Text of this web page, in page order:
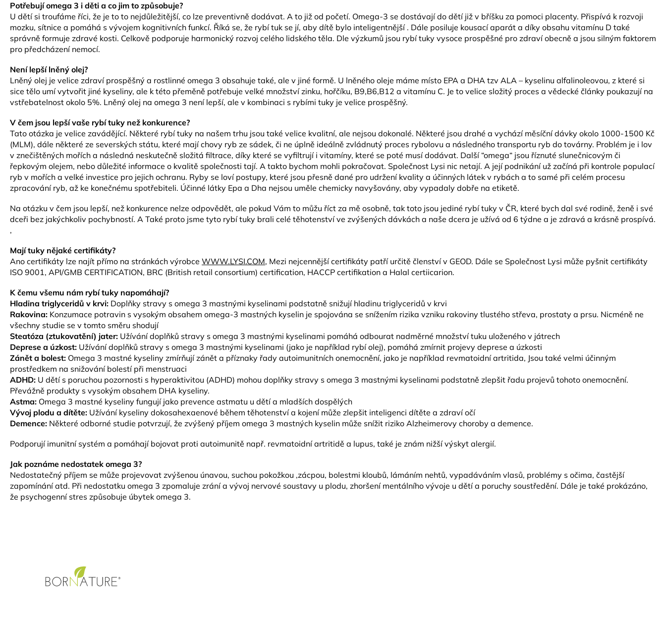
Potřebují omega 3 i děti a co jim to způsobuje?
U dětí si troufáme říci, že je to to nejdůležitější, co lze preventivně dodávat. A to již od početí. Omega-3 se dostávají do dětí již v bříšku za pomoci placenty. Přispívá k rozvoji
mozku, sítnice a pomáhá s vývojem kognitivních funkcí. Říká se, že rybí tuk se jí, aby dítě bylo inteligentnější . Dále posiluje kousací aparát a díky obsahu vitamínu D také
správně formuje zdravé kosti. Celkově podporuje harmonický rozvoj celého lidského těla. Dle výzkumů jsou rybí tuky vysoce prospěšné pro zdraví obecně a jsou silným faktorem
pro předcházení nemocí.
Není lepší lněný olej?
Lněný olej je velice zdraví prospěšný a rostlinné omega 3 obsahuje také, ale v jiné formě. U lněného oleje máme místo EPA a DHA tzv ALA – kyselinu alfalinoleovou, z které si
sice tělo umí vytvořit jiné kyseliny, ale k této přeměně potřebuje velké množství zinku, hořčíku, B9,B6,B12 a vitamínu C. Je to velice složitý proces a vědecké články poukazují na
vstřebatelnost okolo 5%. Lněný olej na omega 3 není lepší, ale v kombinaci s rybími tuky je velice prospěšný.
V čem jsou lepší vaše rybí tuky než konkurence?
Tato otázka je velice zavádějící. Některé rybí tuky na našem trhu jsou také velice kvalitní, ale nejsou dokonalé. Některé jsou drahé a vychází měsíční dávky okolo 1000-1500 Kč
(MLM), dále některé ze severských státu, které mají chovy ryb ze sádek, či ne úplně ideálně zvládnutý proces rybolovu a následného transportu ryb do továrny. Problém je i lov
v znečištěných mořích a následná neskutečně složitá filtrace, díky které se vyfiltrují i vitamíny, které se poté musí dodávat. Další “omega“ jsou říznuté slunečnicovým či
řepkovým olejem, nebo důležité informace o kvalitě společnosti tají. A takto bychom mohli pokračovat. Společnost Lysi nic netají. A její podnikání už začíná při kontrole populací
ryb v mořích a velké investice pro jejich ochranu. Ryby se loví postupy, které jsou přesně dané pro udržení kvality a účinných látek v rybách a to samé při celém procesu
zpracování ryb, až ke konečnému spotřebiteli. Účinné látky Epa a Dha nejsou uměle chemicky navyšovány, aby vypadaly dobře na etiketě.
Na otázku v čem jsou lepší, než konkurence nelze odpovědět, ale pokud Vám to můžu říct za mě osobně, tak toto jsou jediné rybí tuky v ČR, které bych dal své rodině, ženě i své
dceři bez jakýchkoliv pochybností. A Také proto jsme tyto rybí tuky brali celé těhotenství ve zvýšených dávkách a naše dcera je užívá od 6 týdne a je zdravá a krásně prospívá.
,
Mají tuky nějaké certifikáty?
Ano certifikáty lze najít přímo na stránkách výrobce WWW.LYSI.COM, Mezi nejcennější certifikáty patří určitě členství v GEOD. Dále se Společnost Lysi může pyšnit certifikáty
ISO 9001, API/GMB CERTIFICATION, BRC (British retail consortium) certification, HACCP certifikation a Halal certiicarion.
K čemu všemu nám rybí tuky napomáhají?
Hladina triglyceridů v krvi: Doplňky stravy s omega 3 mastnými kyselinami podstatně snižují hladinu triglyceridů v krvi
Rakovina: Konzumace potravin s vysokým obsahem omega-3 mastných kyselin je spojována se snížením rizika vzniku rakoviny tlustého střeva, prostaty a prsu. Nicméně ne
všechny studie se v tomto směru shodují
Steatóza (ztukovatění) jater: Užívání doplňků stravy s omega 3 mastnými kyselinami pomáhá odbourat nadměrné množství tuku uloženého v játrech
Deprese a úzkost: Užívání doplňků stravy s omega 3 mastnými kyselinami (jako je například rybí olej), pomáhá zmírnit projevy deprese a úzkosti
Zánět a bolest: Omega 3 mastné kyseliny zmírňují zánět a příznaky řady autoimunitních onemocnění, jako je například revmatoidní artritida, Jsou také velmi účinným
prostředkem na snižování bolestí při menstruaci
ADHD: U dětí s poruchou pozornosti s hyperaktivitou (ADHD) mohou doplňky stravy s omega 3 mastnými kyselinami podstatně zlepšit řadu projevů tohoto onemocnění.
Převážně produkty s vysokým obsahem DHA kyseliny.
Astma: Omega 3 mastné kyseliny fungují jako prevence astmatu u dětí a mladších dospělých
Vývoj plodu a dítěte: Užívání kyseliny dokosahexaenové během těhotenství a kojení může zlepšit inteligenci dítěte a zdraví očí
Demence: Některé odborné studie potvrzují, že zvýšený příjem omega 3 mastných kyselin může snížit riziko Alzheimerovy choroby a demence.
Podporují imunitní systém a pomáhají bojovat proti autoimunitě např. revmatoidní artritidě a lupus, také je znám nižší výskyt alergií.
Jak poznáme nedostatek omega 3?
Nedostatečný příjem se může projevovat zvýšenou únavou, suchou pokožkou ,zácpou, bolestmi kloubů, lámáním nehtů, vypadáváním vlasů, problémy s očima, častější
zapomínání atd. Při nedostatku omega 3 zpomaluje zrání a vývoj nervové soustavy u plodu, zhoršení mentálního vývoje u dětí a poruchy soustředění. Dále je také prokázáno,
že psychogenní stres způsobuje úbytek omega 3.